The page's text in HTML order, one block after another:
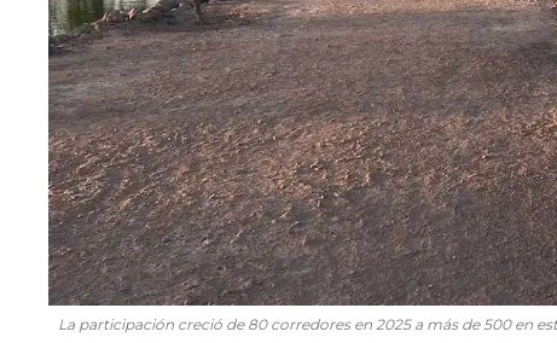
La participación creció de 80 corredores en 2025 a más de 500 en